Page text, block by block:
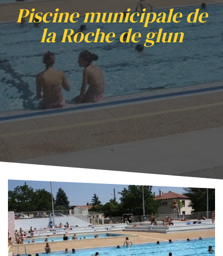
Piscine municipale de
la Roche de glun